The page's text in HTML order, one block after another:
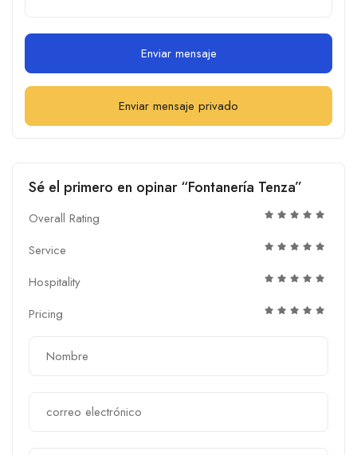
Enviar mensaje
Enviar mensaje privado
Sé el primero en opinar “Fontanería Tenza”
Overall Rating
Service
Hospitality
Pricing